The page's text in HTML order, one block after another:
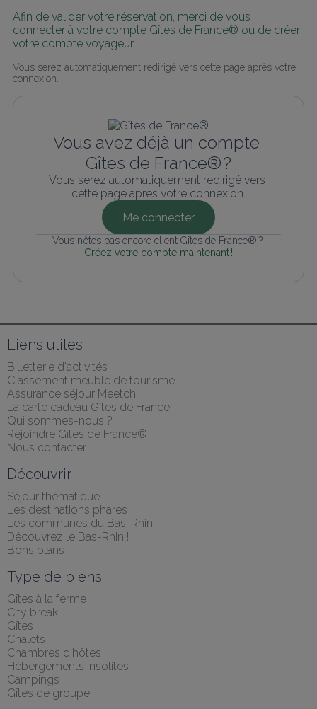
Afin de valider votre réservation, merci de vous
connecter à votre compte Gîtes de France® ou de créer
votre compte voyageur.
Vous serez automatiquement redirigé vers cette page après votre
connexion.
Vous avez déjà un compte
Gîtes de France® ?
Vous serez automatiquement redirigé vers
cette page après votre connexion.
Me connecter
Vous n’êtes pas encore client Gîtes de France® ?
Créez votre compte maintenant !
Liens utiles
Billetterie d'activités
Classement meublé de tourisme
Assurance séjour Meetch
La carte cadeau Gîtes de France
Qui sommes-nous ?
Rejoindre Gîtes de France®
Nous contacter
Découvrir
Séjour thématique
Les destinations phares
Les communes du Bas-Rhin
Découvrez le Bas-Rhin !
Bons plans
Type de biens
Gîtes à la ferme
City break
Gîtes
Chalets
Chambres d'hôtes
Hébergements insolites
Campings
Gîtes de groupe